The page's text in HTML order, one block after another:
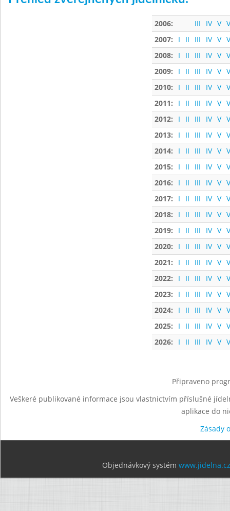
2006: III IV V
2007:
I II III IV V
2008:
I II III IV V
2009:
I II III IV V
2010:
I II III IV V
2011:
I II III IV V
2012:
I II III IV V
2013:
I II III IV V
2014:
I II III IV V
2015:
I II III IV V
2016:
I II III IV V
2017:
I II III IV V
2018:
I II III IV V
2019:
I II III IV V
2020:
I II III IV V
2021:
I II III IV V
2022:
I II III IV V
2023:
I II III IV V
2024:
I II III IV V
2025:
I II III IV V
2026:
I II III IV V
Připraveno
Veškeré publikované informace jsou vlastnictvím příslušné
aplikace do
Zásady
Objednávkový systém www.jidelna.cz